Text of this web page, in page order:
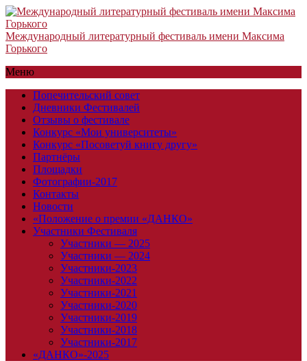
Международный литературный фестиваль имени Максима
Горького
Меню
Попечительский совет
Дневники Фестивалей
Отзывы о фестивале
Конкурс «Мои университеты»
Конкурс «Посоветуй книгу другу»
Партнёры
Площадки
Фотографии-2017
Контакты
Новости
«Положение о премии «ДАНКО»
Участники Фестиваля
Участники — 2025
Участники — 2024
Участники-2023
Участники-2022
Участники-2021
Участники-2020
Участники-2019
Участники-2018
Участники-2017
«ДАНКО»-2025